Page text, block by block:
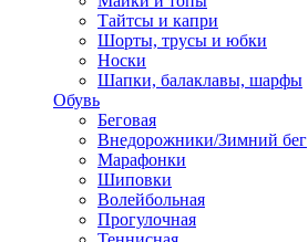
Тайтсы и капри
Шорты, трусы и юбки
Носки
Шапки, балаклавы, шарфы
Обувь
Беговая
Внедорожники/Зимний бег
Марафонки
Шиповки
Волейбольная
Прогулочная